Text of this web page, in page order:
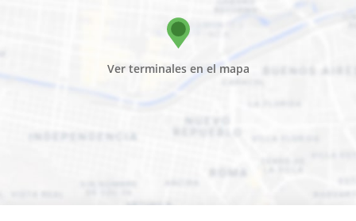
Ver terminales en el mapa